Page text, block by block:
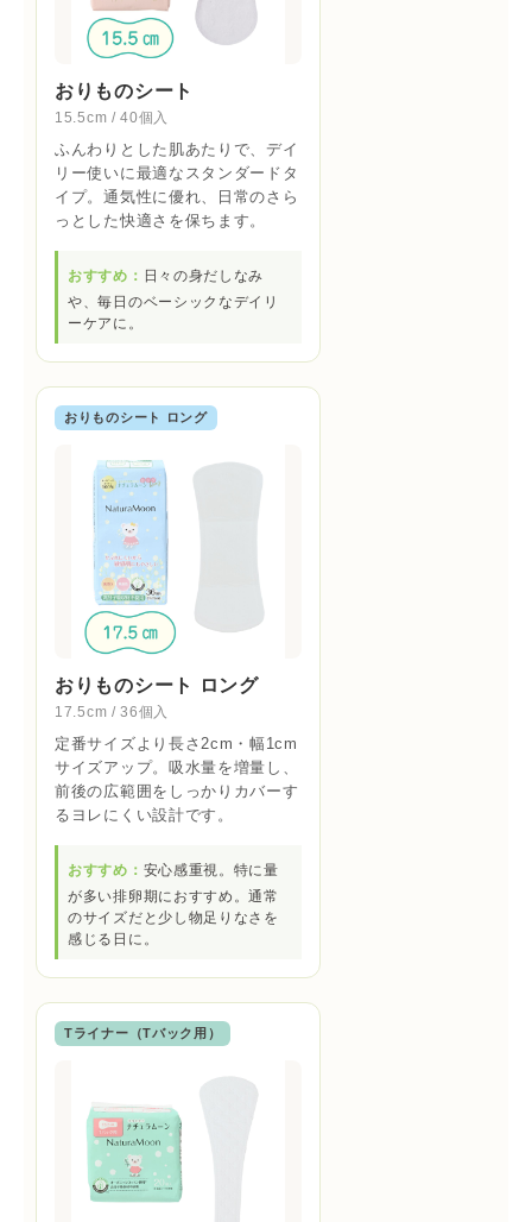
おりものシート
15.5cm / 40個入
ふんわりとした肌あたりで、デイ
リー使いに最適なスタンダードタ
イプ。通気性に優れ、日常のさら
っとした快適さを保ちます。
おすすめ： 日々の身だしなみ
や、毎日のベーシックなデイリ
ーケアに。
おりものシート ロング
おりものシート ロング
17.5cm / 36個入
定番サイズより長さ2cm・幅1cm
サイズアップ。吸水量を増量し、
前後の広範囲をしっかりカバーす
るヨレにくい設計です。
おすすめ： 安心感重視。特に量
が多い排卵期におすすめ。通常
のサイズだと少し物足りなさを
感じる日に。
Tライナー（Tバック用）